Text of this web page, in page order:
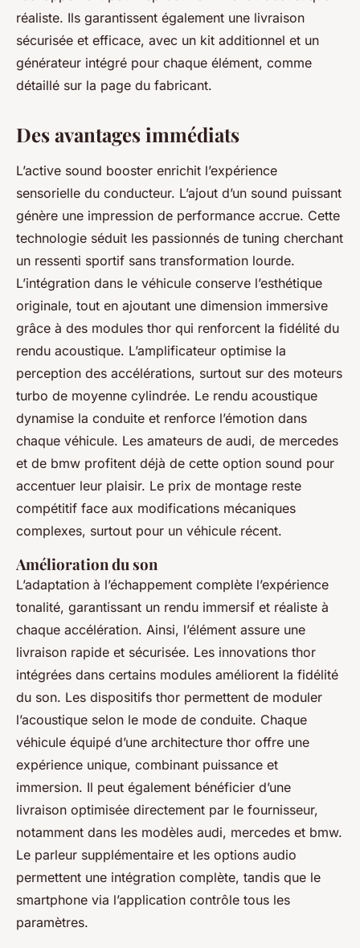
réaliste. Ils garantissent également une livraison
sécurisée et efficace, avec un kit additionnel et un
générateur intégré pour chaque élément, comme
détaillé sur la page du fabricant.
Des avantages immédiats
L’active sound booster enrichit l’expérience
sensorielle du conducteur. L’ajout d’un sound puissant
génère une impression de performance accrue. Cette
technologie séduit les passionnés de tuning cherchant
un ressenti sportif sans transformation lourde.
L’intégration dans le véhicule conserve l’esthétique
originale, tout en ajoutant une dimension immersive
grâce à des modules thor qui renforcent la fidélité du
rendu acoustique. L’amplificateur optimise la
perception des accélérations, surtout sur des moteurs
turbo de moyenne cylindrée. Le rendu acoustique
dynamise la conduite et renforce l’émotion dans
chaque véhicule. Les amateurs de audi, de mercedes
et de bmw profitent déjà de cette option sound pour
accentuer leur plaisir. Le prix de montage reste
compétitif face aux modifications mécaniques
complexes, surtout pour un véhicule récent.
Amélioration du son
L’adaptation à l’échappement complète l’expérience
tonalité, garantissant un rendu immersif et réaliste à
chaque accélération. Ainsi, l’élément assure une
livraison rapide et sécurisée. Les innovations thor
intégrées dans certains modules améliorent la fidélité
du son. Les dispositifs thor permettent de moduler
l’acoustique selon le mode de conduite. Chaque
véhicule équipé d’une architecture thor offre une
expérience unique, combinant puissance et
immersion. Il peut également bénéficier d’une
livraison optimisée directement par le fournisseur,
notamment dans les modèles audi, mercedes et bmw.
Le parleur supplémentaire et les options audio
permettent une intégration complète, tandis que le
smartphone via l’application contrôle tous les
paramètres.